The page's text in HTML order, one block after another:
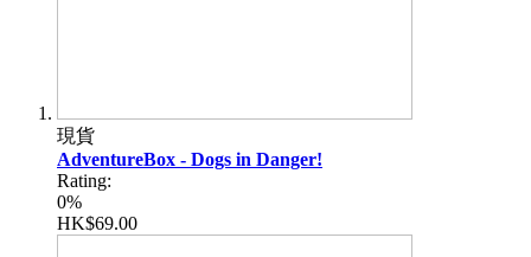
現貨
AdventureBox - Dogs in Danger!
Rating:
0%
HK$69.00